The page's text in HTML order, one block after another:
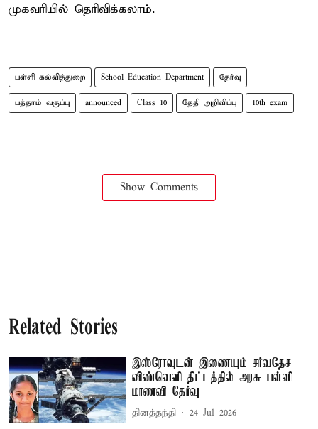
முகவரியில் தெரிவிக்கலாம்.
பள்ளி கல்வித்துறை School Education Department தேர்வு
பத்தாம் வகுப்பு announced Class 10 தேதி அறிவிப்பு 10th exam
Show Comments
Related Stories
இஸ்ரோவுடன் இணையும் சர்வதேச
விண்வெளி திட்டத்தில் அரசு பள்ளி
மாணவி தேர்வு
தினத்தந்தி 24 Jul 2026